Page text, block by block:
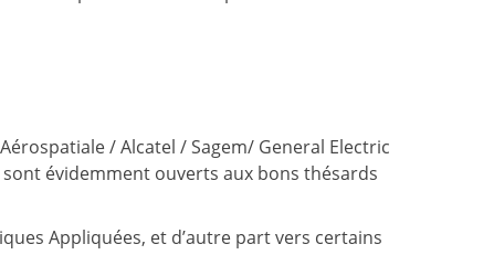
/ Alcatel / Sagem/ General Electric
sont évidemment ouverts aux bons thésards
Appliquées, et d’autre part vers certains